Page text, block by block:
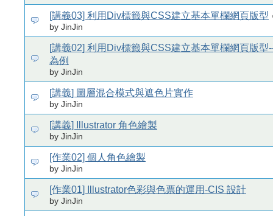
[講義03] 利用Div標籤與CSS建立基本單欄網頁版型
by JinJin
[講義02] 利用Div標籤與CSS建立基本單欄網頁版型
為例
by JinJin
[講義] 圖層混合模式與遮色片實作
by JinJin
[講義] Illustrator 角色繪製
by JinJin
[作業02] 個人角色繪製
by JinJin
[作業01] Illustrator色彩與色票的運用-CIS 設計
by JinJin